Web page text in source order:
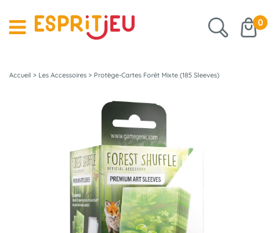
0
Accueil > Les Accessoires > Protège-Cartes Forêt Mixte (185 Sleeves)